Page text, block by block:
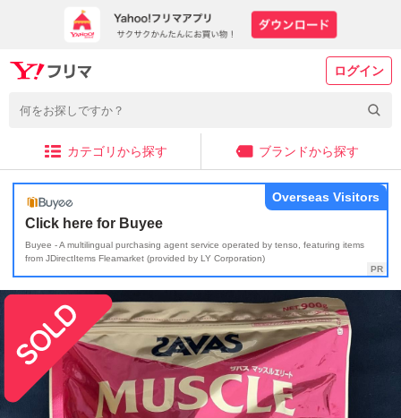
ログイン
カテゴリから探す ブランドから探す
Click here for Buyee
Buyee - A multilingual purchasing agent service operated by tenso, featuring items
from JDirectItems Fleamarket (provided by LY Corporation)
Overseas Visitors